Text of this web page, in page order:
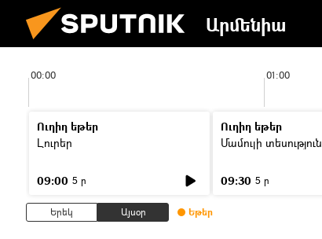
Արմենիա
00:00 01:00
Ուղիղ եթեր
Լուրեր
09:00 5 ր
Ուղիղ եթեր
Մամուլի տեսություն
09:30 5 ր
Երեկ Այսօր Եթեր